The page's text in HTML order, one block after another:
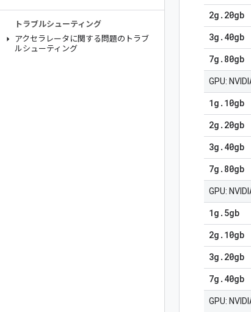
トラブルシューティング
アクセラレータに関する問題のトラブ
ルシューティング
2g . 20gb
3g . 40gb
7g . 80gb
GPU:
1g . 10gb
2g . 20gb
3g . 40gb
7g . 80gb
GPU:
1g . 5gb
2g . 10gb
3g . 20gb
7g . 40gb
GPU: